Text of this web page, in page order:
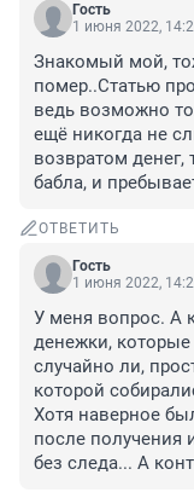
Гость
1 июня 2022,
Знакомый мой,
помер..Статью
ведь возможно
ещё никогда не
возвратом денег,
бабла, и
ОТВЕТИТЬ
Гость
1 июня 2022,
У меня вопрос. А
денежки,
случайно ли,
которой
Хотя наверное
после получения
без следа... А